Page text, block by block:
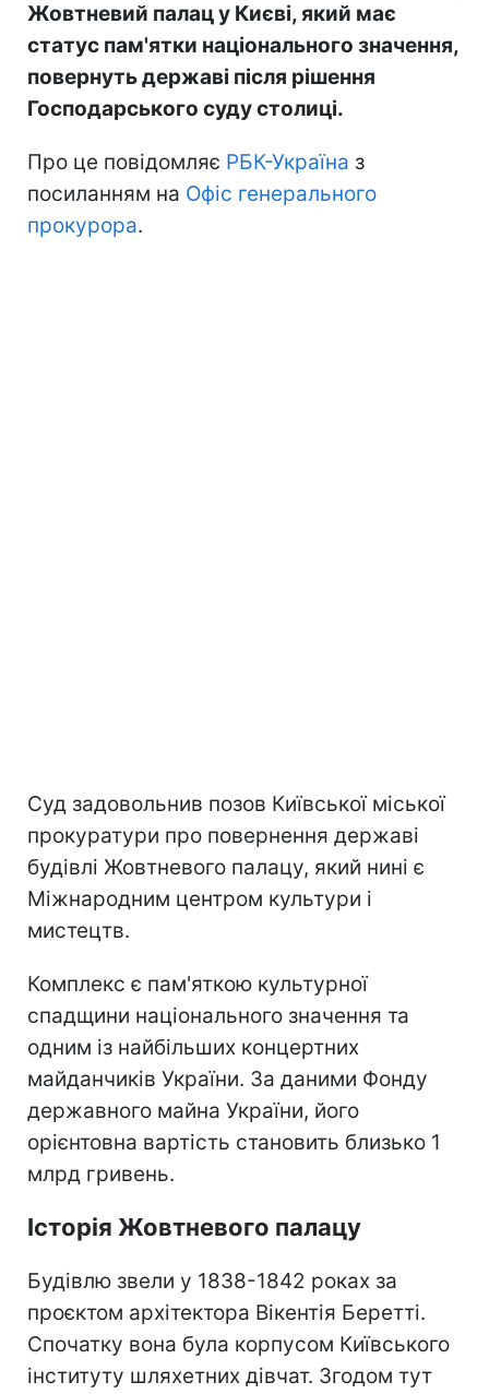
Жовтневий палац у Києві, який має
статус пам'ятки національного значення,
повернуть державі після рішення
Господарського суду столиці.
Про це повідомляє РБК-Україна з
посиланням на Офіс генерального
прокурора.
Суд задовольнив позов Київської міської
прокуратури про повернення державі
будівлі Жовтневого палацу, який нині є
Міжнародним центром культури і
мистецтв.
Комплекс є пам'яткою культурної
спадщини національного значення та
одним із найбільших концертних
майданчиків України. За даними Фонду
державного майна України, його
орієнтовна вартість становить близько 1
млрд гривень.
Історія Жовтневого палацу
Будівлю звели у 1838-1842 роках за
проєктом архітектора Вікентія Беретті.
Спочатку вона була корпусом Київського
інституту шляхетних дівчат. Згодом тут